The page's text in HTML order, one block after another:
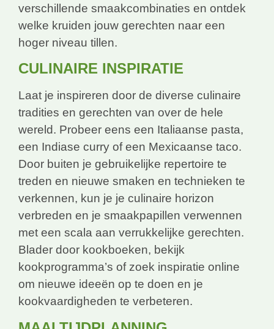
verschillende smaakcombinaties en ontdek
welke kruiden jouw gerechten naar een
hoger niveau tillen.
CULINAIRE INSPIRATIE
Laat je inspireren door de diverse culinaire
tradities en gerechten van over de hele
wereld. Probeer eens een Italiaanse pasta,
een Indiase curry of een Mexicaanse taco.
Door buiten je gebruikelijke repertoire te
treden en nieuwe smaken en technieken te
verkennen, kun je je culinaire horizon
verbreden en je smaakpapillen verwennen
met een scala aan verrukkelijke gerechten.
Blader door kookboeken, bekijk
kookprogramma’s of zoek inspiratie online
om nieuwe ideeën op te doen en je
kookvaardigheden te verbeteren.